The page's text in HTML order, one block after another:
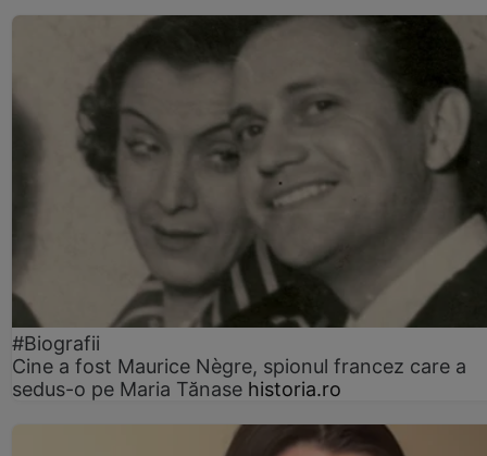
#Biografii
Cine a fost Maurice Nègre, spionul francez care a
sedus-o pe Maria Tănase historia.ro